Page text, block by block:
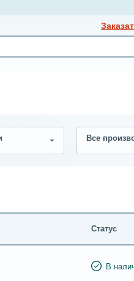
Все
Статус
В